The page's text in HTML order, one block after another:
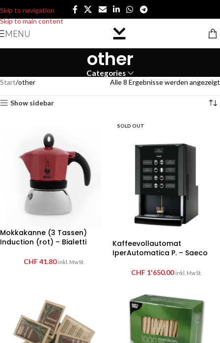
Skip to navigation
Skip to main content
MENU
other
Categories
Start other Alle 8 Ergebnisse werden angezeigt
Show sidebar
Mokkakanne (3 Tassen)
Induction (rot) – Bialetti
CHF41.80 inkl. MwSt.
SOLD OUT
Kaffeevollautomat
IperAutomatica P. – Saeco
CHF1'650.00 inkl. MwSt.